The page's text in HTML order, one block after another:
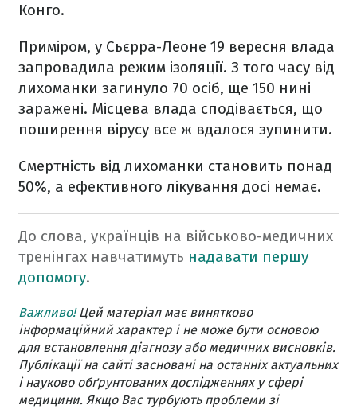
Конго.
Приміром, у Сьєрра-Леоне 19 вересня влада
запровадила режим ізоляції. З того часу від
лихоманки загинуло 70 осіб, ще 150 нині
заражені. Місцева влада сподівається, що
поширення вірусу все ж вдалося зупинити.
Смертність від лихоманки становить понад
50%, а ефективного лікування досі немає.
До слова, українців на військово-медичних
тренінгах навчатимуть надавати першу
допомогу.
Важливо!Цей матеріал має винятково
інформаційний характер і не може бути основою
для встановлення діагнозу або медичних висновків.
Публікації на сайті засновані на останніх актуальних
і науково обґрунтованих дослідженнях у сфері
медицини. Якщо Вас турбують проблеми зі